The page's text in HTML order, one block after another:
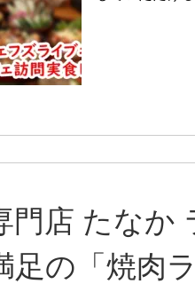
門店 たな
足の「焼肉